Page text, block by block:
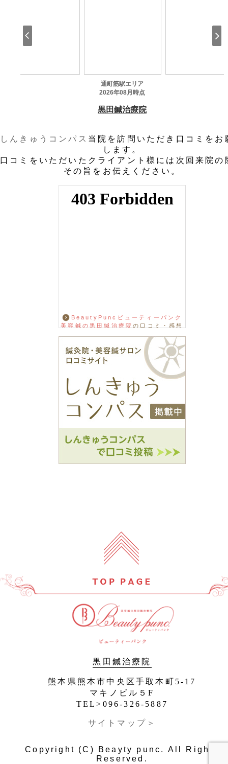
しんきゅうコンパス 当院を訪問いただき口コミをお
します。
口コミをいただいたクライアント様には次回来院の
その旨をお伝えください。
BeautyPuncビューティーパンク
美容鍼の黒田鍼治療院の口コミ・感想
黒田鍼治療院
熊本県熊本市中央区手取本町5-17
マキノビル５F
TEL>096-326-5887
サイトマップ＞
Copyright (C) Beayty punc. All Rights
Reserved.